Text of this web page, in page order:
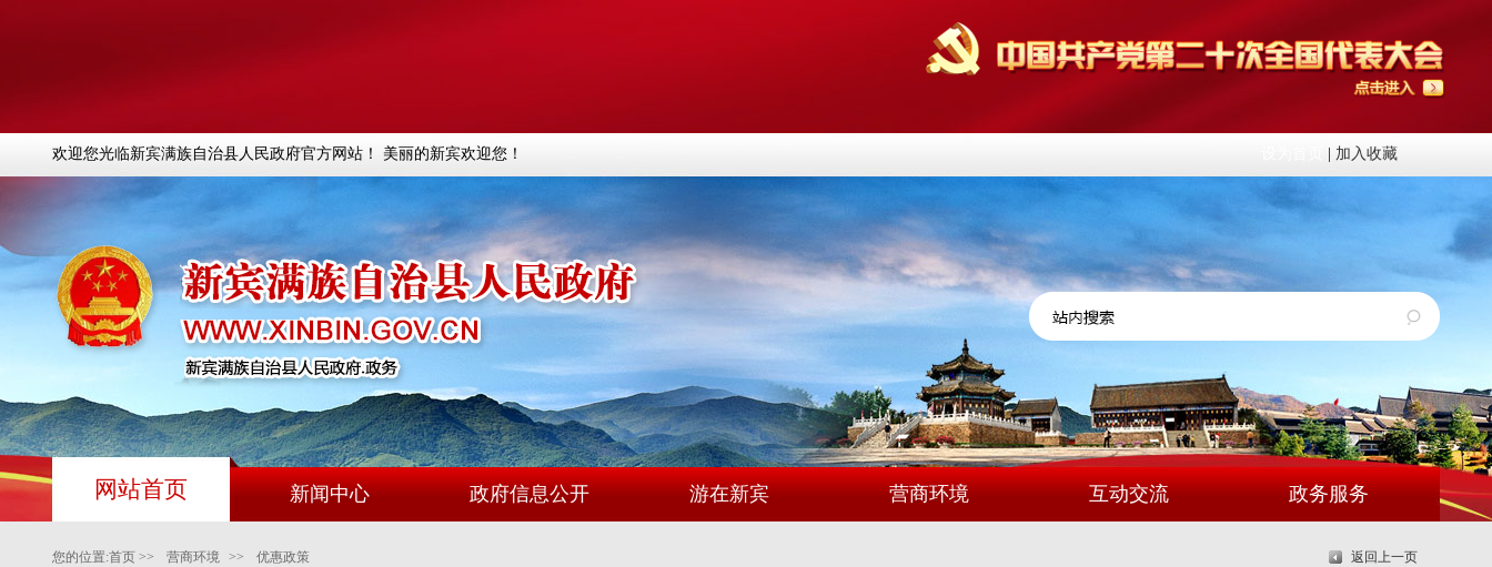
欢迎您光临新宾满族自治县人民政府官方网站！ 美丽的新宾欢迎您！ 加入收藏
网站首页 新闻中心 政府信息公开 游在新宾 营商环境 互动交流 政务服务
您的位置:首页 >> 营商环境 >> 优惠政策 返回上一页